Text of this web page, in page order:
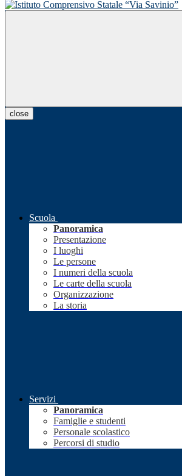
close
Scuola
Panoramica
Presentazione
I luoghi
Le persone
I numeri della scuola
Le carte della scuola
Organizzazione
La storia
Servizi
Panoramica
Famiglie e studenti
Personale scolastico
Percorsi di studio